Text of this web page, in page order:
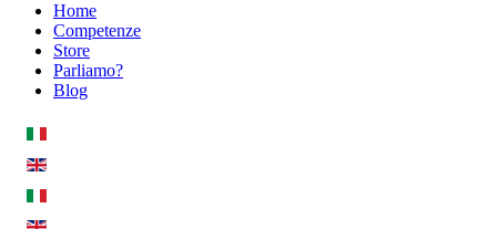
Home
Competenze
Store
Parliamo?
Blog